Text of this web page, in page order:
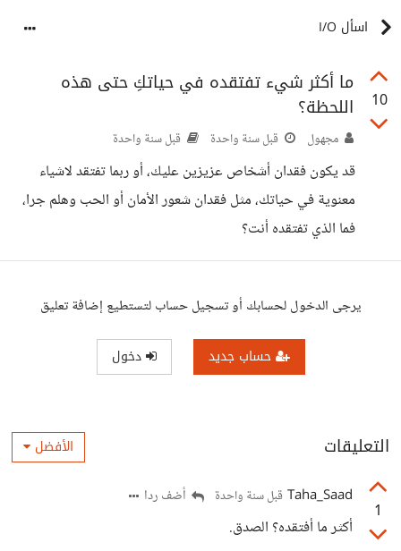
اسأل I/O
10
ما أكثر شيء تفتقده في حياتكِ حتى هذه
اللحظة؟
مجهول قبل سنة واحدة قبل سنة واحدة
قد يكون فقدان أشخاص عزيزين عليك، أو ربما تفتقد لاشياء
معنوية في حياتك، مثل فقدان شعور الأمان أو الحب وهلم جرا،
فما الذي تفتقده أنت؟
يرجى الدخول لحسابك أو تسجيل حساب لتستطيع إضافة تعليق
حساب جديد دخول
التعليقات الأفضل
1
Taha_Saad قبل سنة واحدة أضف ردا
أكثر ما أفتقده؟ الصدق.